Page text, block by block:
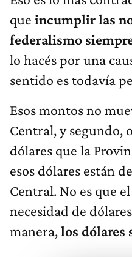
que incumplir las
federalismo
lo hacés por una
sentido es todavía
Esos montos no
Central, y segundo,
dólares que la
esos dólares están
Central. No es que
necesidad de
manera,los dólares